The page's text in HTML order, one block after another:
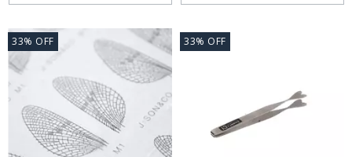
33% OFF 33% OFF